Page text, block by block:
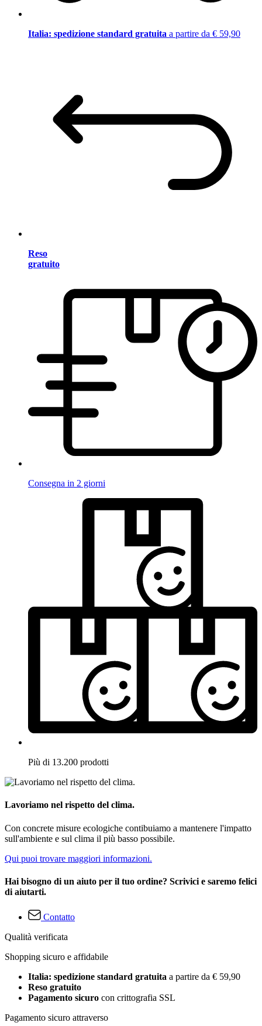
Italia: spedizione standard gratuita a partire da € 59,90
Reso
gratuito
Consegna in 2 giorni
Più di 13.200 prodotti
Lavoriamo nel rispetto del clima.
Con concrete misure ecologiche contibuiamo a mantenere l'impatto
sull'ambiente e sul clima il più basso possibile.
Qui puoi trovare maggiori informazioni.
Hai bisogno di un aiuto per il tuo ordine? Scrivici e saremo felici
di aiutarti.
Contatto
Qualità verificata
Shopping sicuro e affidabile
Italia: spedizione standard gratuita a partire da € 59,90
Reso gratuito
Pagamento sicuro con crittografia SSL
Pagamento sicuro attraverso